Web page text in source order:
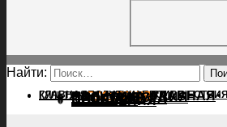
Найти:
ГЛАВНАЯПОЛИТИКАПРОИСШЕСТВИЯ
КУЛЬТУРАПОСЕЛЕНИЯГЛАВНАЯ
ПОЛИТИКА
ПРОИСШЕСТВИЯ
ПРОКУРАТУРА
СПОРТ
КУЛЬТУРА
ПОСЕЛЕНИЯ